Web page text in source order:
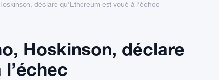
déclare qu’Ethereum est voué à l’échec
Hoskinson, déclare